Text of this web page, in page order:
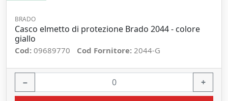
BRADO
Casco elmetto di protezione Brado 2044 - colore
giallo
Cod: 09689770 Cod Fornitore: 2044-G
− +